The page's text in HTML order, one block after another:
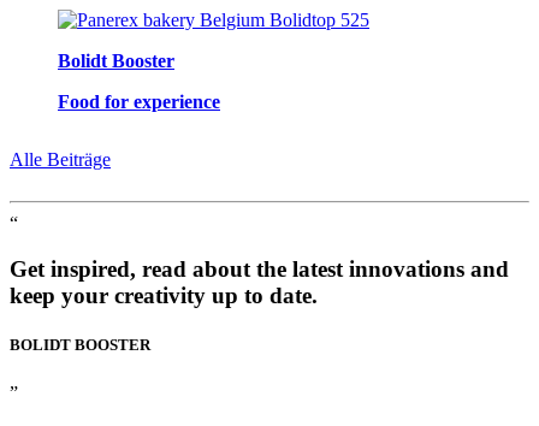
Bolidt Booster
Food for experience
Alle Beiträge
“
Get inspired, read about the latest innovations and
keep your creativity up to date.
BOLIDT BOOSTER
”